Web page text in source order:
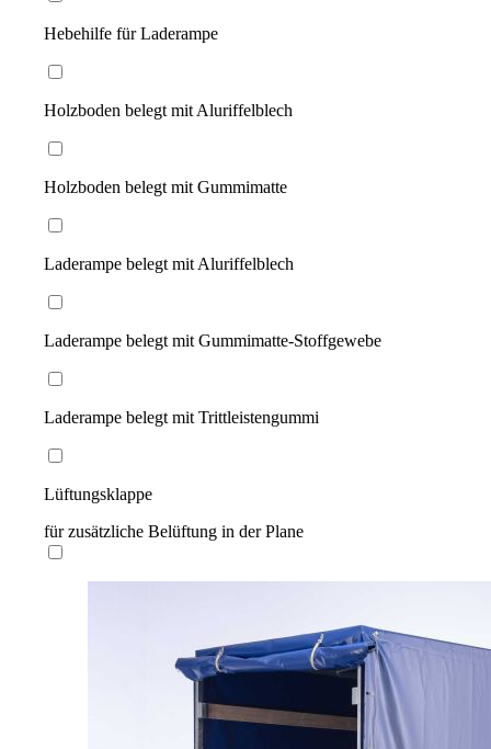
Hebehilfe für Laderampe
Holzboden belegt mit Aluriffelblech
Holzboden belegt mit Gummimatte
Laderampe belegt mit Aluriffelblech
Laderampe belegt mit Gummimatte-Stoffgewebe
Laderampe belegt mit Trittleistengummi
Lüftungsklappe
für zusätzliche Belüftung in der Plane